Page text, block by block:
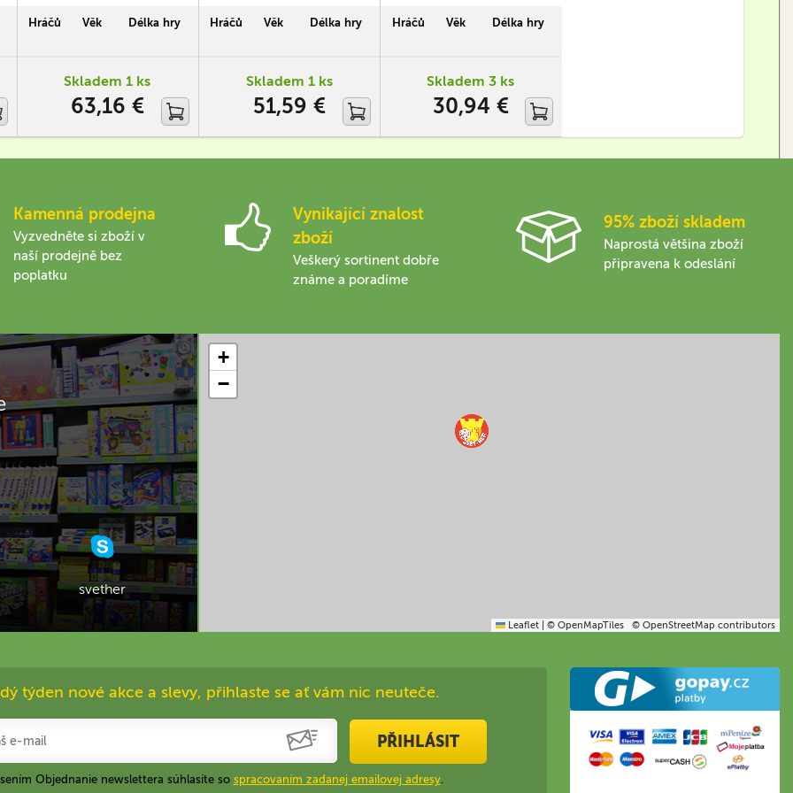
mezi luxusní šachy se
Hráčů Věk Délka hry
Skladem 1 ks
63,16 €
čtvercové šachovnici
Hráčů Věk Délka hry
Skladem 1 ks
51,59 €
můžete na hrací desce zahrát
Hráčů Věk Délka hry
Skladem 3 ks
30,94 €
Kamenná prodejna
Vyzvedněte si zboží v
naší prodejně bez
poplatku
Vynikající znalost
zboží
Veškerý sortinent dobře
známe a poradíme
95% zboží skladem
Naprostá většina zboží
připravena k odeslání
svether
+
−
Leaflet © OpenMapTiles © OpenStreetMap contributors
týden nové akce a slevy, přihlaste se ať vám nic neuteče.
PŘIHLÁSIT
Objednanie newslettera súhlasíte so spracovaním zadanej emailovej adresy.